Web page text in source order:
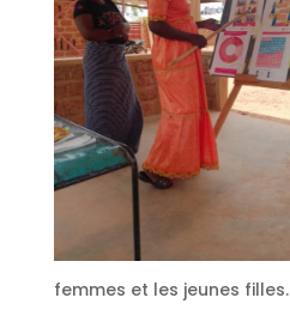
femmes et les jeunes filles.